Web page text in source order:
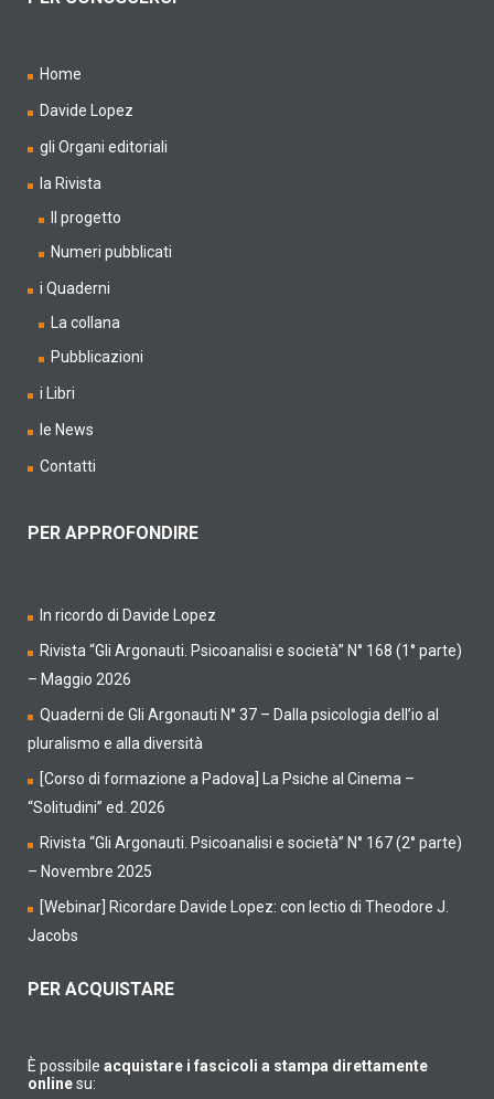
Home
Davide Lopez
gli Organi editoriali
la Rivista
Il progetto
Numeri pubblicati
i Quaderni
La collana
Pubblicazioni
i Libri
le News
Contatti
PER APPROFONDIRE
In ricordo di Davide Lopez
Rivista “Gli Argonauti. Psicoanalisi e società” N° 168 (1° parte)
– Maggio 2026
Quaderni de Gli Argonauti N° 37 – Dalla psicologia dell’io al
pluralismo e alla diversità
[Corso di formazione a Padova] La Psiche al Cinema –
“Solitudini” ed. 2026
Rivista “Gli Argonauti. Psicoanalisi e società” N° 167 (2° parte)
– Novembre 2025
[Webinar] Ricordare Davide Lopez: con lectio di Theodore J.
Jacobs
PER ACQUISTARE
È possibile acquistare i fascicoli a stampa direttamente
onlinesu: